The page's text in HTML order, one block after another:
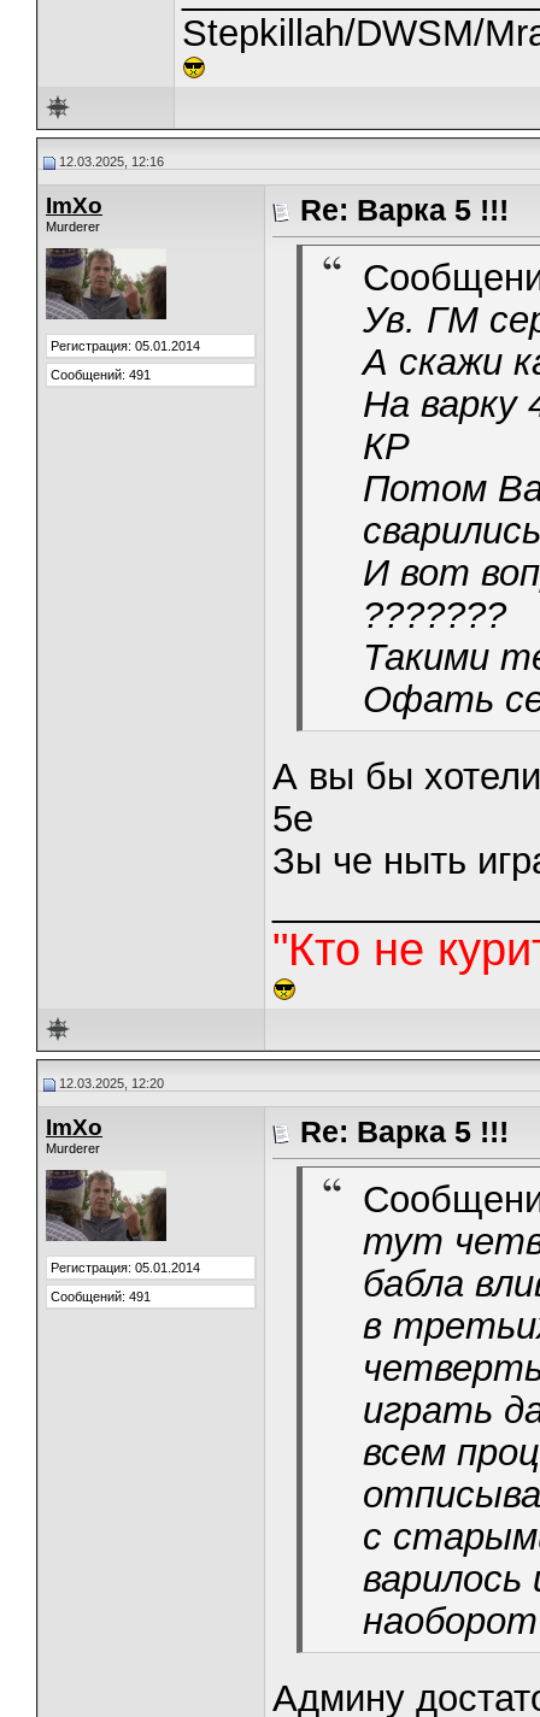
Stepkillah/DWSM/
12.03.2025, 12:16
ImXo
Murderer
Регистрация: 05.01.2014
Сообщений: 491
Re: Варка 5 !!!
Ув. ГМ
А скажи
На варку
КР
Потом
И вот
???????
Такими
Офать
А вы бы
5е
Зы че ныть
"Кто не
12.03.2025, 12:20
ImXo
Murderer
Регистрация: 05.01.2014
Сообщений: 491
Re: Варка 5 !!!
тут
бабла
в
играть
всем
с
Админу